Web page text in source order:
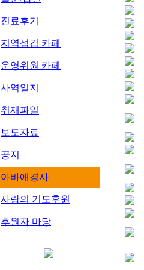
진료후기
지역섬김 카페
운영위원 카페
사역일지
취재파일
보도자료
공지
아바애경사
사랑의 기도후원
후원자 마당